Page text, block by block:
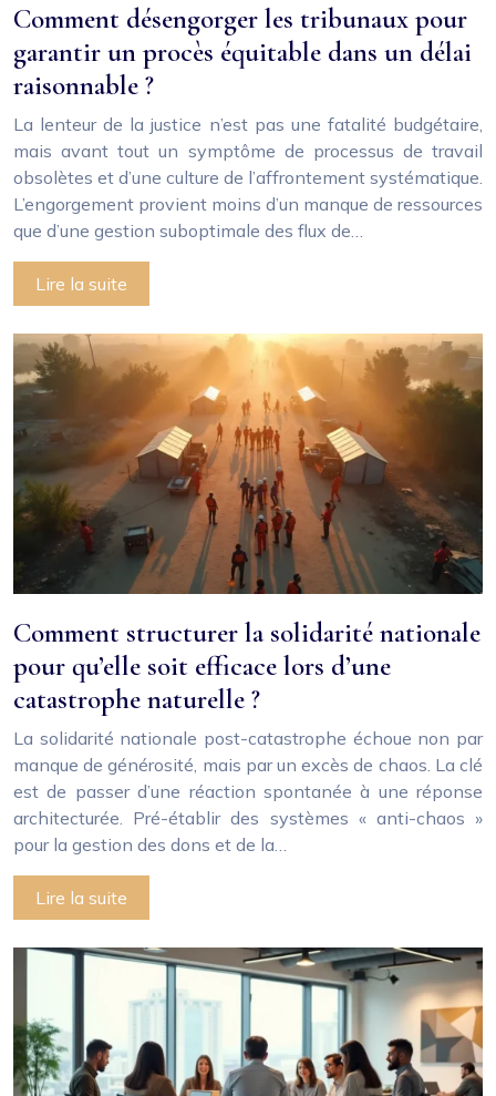
Comment désengorger les tribunaux pour
garantir un procès équitable dans un délai
raisonnable ?
La lenteur de la justice n’est pas une fatalité budgétaire,
mais avant tout un symptôme de processus de travail
obsolètes et d’une culture de l’affrontement systématique.
L’engorgement provient moins d’un manque de ressources
que d’une gestion suboptimale des flux de…
Lire la suite
Comment structurer la solidarité nationale
pour qu’elle soit efficace lors d’une
catastrophe naturelle ?
La solidarité nationale post-catastrophe échoue non par
manque de générosité, mais par un excès de chaos. La clé
est de passer d’une réaction spontanée à une réponse
architecturée. Pré-établir des systèmes « anti-chaos »
pour la gestion des dons et de la…
Lire la suite